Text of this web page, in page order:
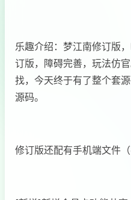
乐趣介绍：梦江南修订版
订版，障碍完善，玩法仿
找，今天终于有了整个套
源码。
修订版还配有手机端文件